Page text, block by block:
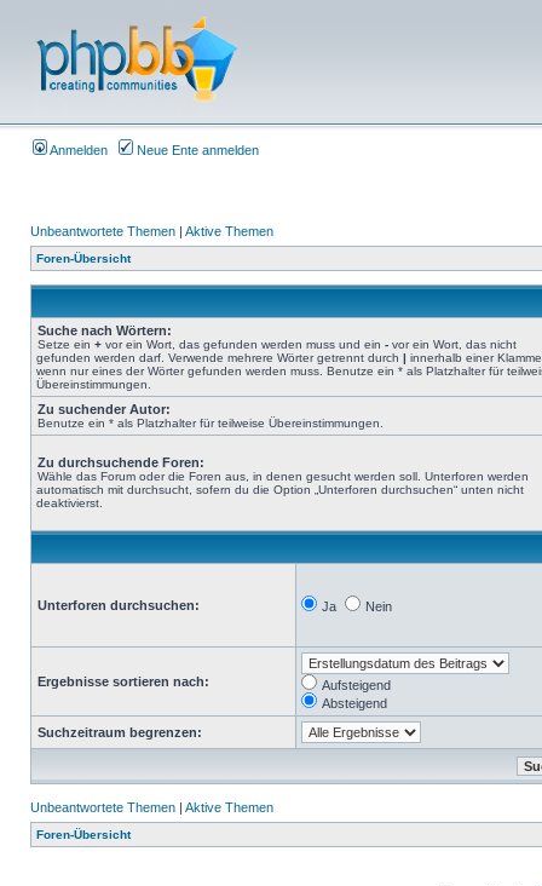
Anmelden Neue Ente anmelden
Unbeantwortete Themen | Aktive Themen
Foren-Übersicht
Suche nach Wörtern:
Setze ein + vor ein Wort, das gefunden werden muss und ein - vor ein Wort, das nicht
gefunden werden darf. Verwende mehrere Wörter getrennt durch | innerhalb einer
wenn nur eines der Wörter gefunden werden muss. Benutze ein * als Platzhalter für
Übereinstimmungen.
Zu suchender Autor:
Benutze ein * als Platzhalter für teilweise Übereinstimmungen.
Zu durchsuchende Foren:
Wähle das Forum oder die Foren aus, in denen gesucht werden soll. Unterforen werden
automatisch mit durchsucht, sofern du die Option „Unterforen durchsuchen“ unten nicht
deaktivierst.
Unterforen durchsuchen: Ja Nein
Ergebnisse sortieren nach:
Aufsteigend
Absteigend
Suchzeitraum begrenzen:
Unbeantwortete Themen | Aktive Themen
Foren-Übersicht